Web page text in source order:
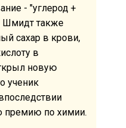
- "углерод +
Шмидт также
сахар в крови,
в
новую
ученик
премию по химии.